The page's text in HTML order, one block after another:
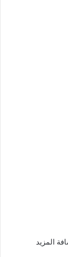
المزيد